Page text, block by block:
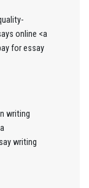
online <a
for essay
writing
writing